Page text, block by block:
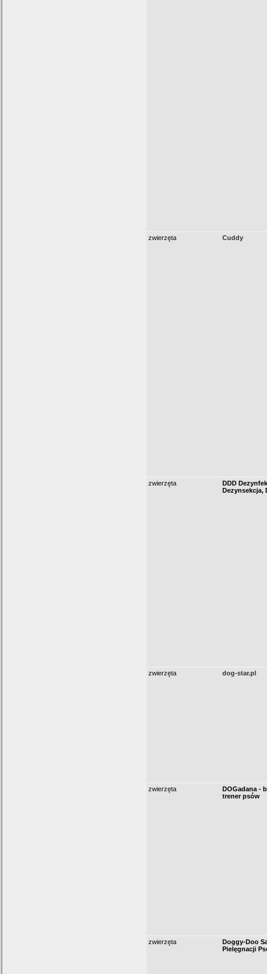
zwierzęta Cuddy
zwierzęta
DDD
Dezynsekcja,
zwierzęta dog-star.pl
zwierzęta
DOGadana -
trener psów
zwierzęta
Doggy-Doo
Pielęgnacji